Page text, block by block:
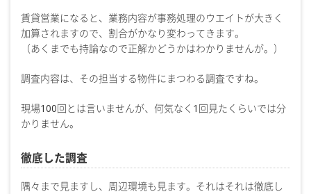
賃貸営業になると、業務内容が事務処理のウエイトが大きく
加算されますので、割合がかなり変わってきます。
（あくまでも持論なので正解かどうかはわかりませんが。）
調査内容は、その担当する物件にまつわる調査ですね。
現場100回とは言いませんが、何気なく1回見たくらいでは分
かりません。
徹底した調査
隅々まで見ますし、周辺環境も見ます。それはそれは徹底し